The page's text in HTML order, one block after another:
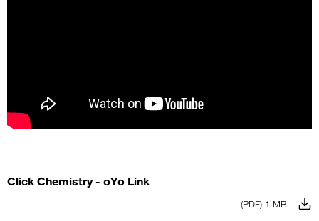
Click Chemistry - oYo Link
(PDF) 1 MB